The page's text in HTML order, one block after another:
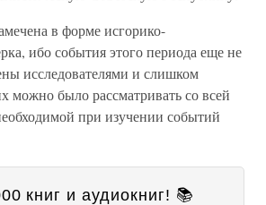
в форме исгорико-
ибо события этого периода еще не
исследователями и слишком
можно было рассматривать со всей
при изучении событий
книг и аудиокниг! 📚